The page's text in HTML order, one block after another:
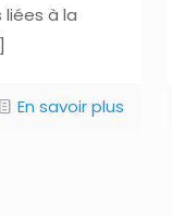
à la
En savoir plus